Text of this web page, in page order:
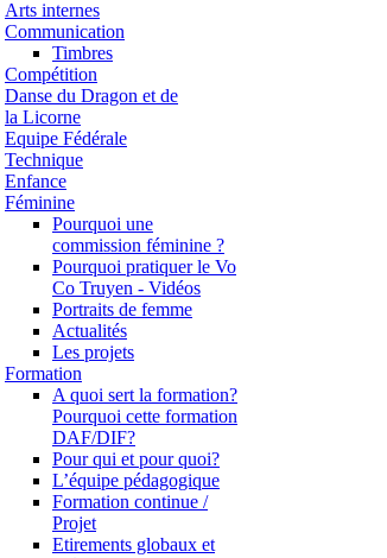
Communication
Timbres
Compétition
Danse du Dragon et de
la Licorne
Equipe Fédérale
Technique
Enfance
Féminine
Pourquoi une
commission féminine ?
Pourquoi pratiquer le Vo
Co Truyen - Vidéos
Portraits de femme
Actualités
Les projets
Formation
A quoi sert la formation?
Pourquoi cette formation
DAF/DIF?
Pour qui et pour quoi?
L’équipe pédagogique
Formation continue /
Projet
Etirements globaux et